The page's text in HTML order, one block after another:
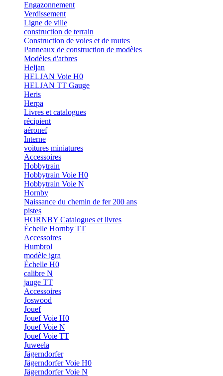
Engazonnement
Verdissement
Ligne de ville
construction de terrain
Construction de voies et de routes
Panneaux de construction de modèles
Modèles d'arbres
Heljan
HELJAN Voie H0
HELJAN TT Gauge
Heris
Herpa
Livres et catalogues
récipient
aéronef
Interne
voitures miniatures
Accessoires
Hobbytrain
Hobbytrain Voie H0
Hobbytrain Voie N
Hornby
Naissance du chemin de fer 200 ans
pistes
HORNBY Catalogues et livres
Échelle Hornby TT
Accessoires
Humbrol
modèle igra
Échelle H0
calibre N
jauge TT
Accessoires
Joswood
Jouef
Jouef Voie H0
Jouef Voie N
Jouef Voie TT
Juweela
Jägerndorfer
Jägerndorfer Voie H0
Jägerndorfer Voie N